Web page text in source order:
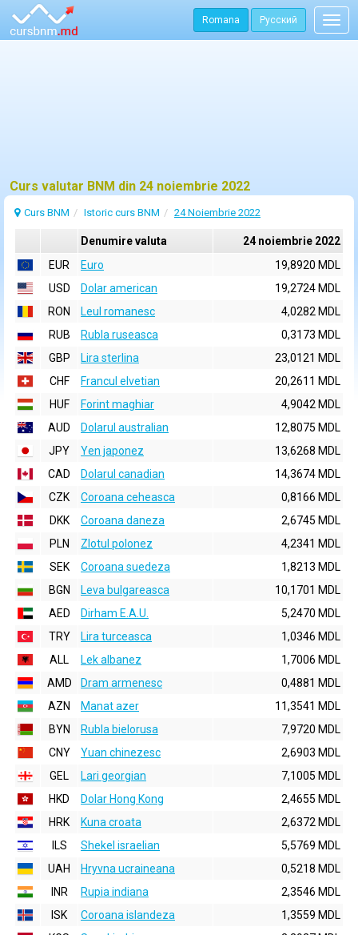
Romana Русский
Curs valutar BNM din 24 noiembrie 2022
Curs BNM Istoric curs BNM 24 Noiembrie 2022
Denumire valuta
24 noiembrie 2022
EUR
Euro
19,8920 MDL
USD
Dolar american
19,2724 MDL
RON
Leul romanesc
4,0282 MDL
RUB
Rubla ruseasca
0,3173 MDL
GBP
Lira sterlina
23,0121 MDL
CHF
Francul elvetian
20,2611 MDL
HUF
Forint maghiar
4,9042 MDL
AUD
Dolarul australian
12,8075 MDL
JPY
Yen japonez
13,6268 MDL
CAD
Dolarul canadian
14,3674 MDL
CZK
Coroana ceheasca
0,8166 MDL
DKK
Coroana daneza
2,6745 MDL
PLN
Zlotul polonez
4,2341 MDL
SEK
Coroana suedeza
1,8213 MDL
BGN
Leva bulgareasca
10,1701 MDL
AED
Dirham E.A.U.
5,2470 MDL
TRY
Lira turceasca
1,0346 MDL
ALL
Lek albanez
1,7006 MDL
AMD
Dram armenesc
0,4881 MDL
AZN
Manat azer
11,3541 MDL
BYN
Rubla bielorusa
7,9720 MDL
CNY
Yuan chinezesc
2,6903 MDL
GEL
Lari georgian
7,1005 MDL
HKD
Dolar Hong Kong
2,4655 MDL
HRK
Kuna croata
2,6372 MDL
ILS
Shekel israelian
5,5769 MDL
UAH
Hryvna ucraineana
0,5218 MDL
INR
Rupia indiana
2,3546 MDL
ISK
Coroana islandeza
1,3559 MDL